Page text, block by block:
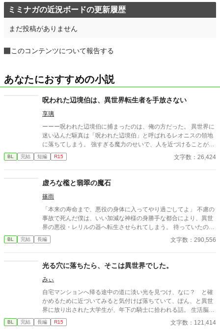
ミミナガの近況ボードの更新履歴
まだ投稿がありません
このコンテンツについて報告する
あなたにおすすめの小説
呪われた辺境伯は、異世界転生者を手放さない
享璃
ーーー呪われた辺境伯に捕まったのは、俺の方だった。 異世界に
迷い込んだ駆真は「呪われた辺境伯」と呼ばれるレオニスの領地
に落ちてしまう。 強すぎる魔力のせいで、人を近づけることがで
きないレオニス。 彼に触れれば衰弱し、最悪の場合、命を落と
す。 しかしカルマだけはなぜかその影響を一切受けなかった。そ
く。 「俺に触れられるのは、お前だけだ」 呪いよりも重い執着と
孤独から始まる、救済BL。 となります。
BL 完結 短編 R15 文字数：26,424
虚ろな檻と翡翠の魔石
篠雨
「本来の寿命まで、悪役の身体に入ってやり過ごしてよ」 不慮の
事故で死んだ僕は、いい加減な神様の身勝手な都合により、異世
界の悪役・レリルの器へ転生させられてしまう。 待っていたの
は、一生を塔で過ごし、魔力を搾取され続ける孤独な日々。だ
が、僕を管理する強面の辺境伯・ヨハンが運んでくる薪や食事、
く。 しかし、穏やかな時間は長くは続かない。魔力を捧げるたび
に脳内に流れ込む本物のレリルの記憶と領地を襲う未曾有の魔物
の群れ。 「僕が、この場所と彼を守る方法はこれしかない」 記憶
に翻弄され頭は混乱する中、魔石化するという残酷な決断を下そ
うとするが――。
BL 完結 長編 文字数：290,556
光る穴に落ちたら、そこは異世界でした。
みぃ
自宅マンションへ帰る途中の道に淡い光を見つけ、なに？ と確
かめるために近づいてみると気付けば落ちていて、ぽん、と異世
界に放り出された大学生が、年下の騎士に拾われる話。 生活脳力
のある主人公が、生活能力のない年下騎士の抜けてるとこや、美
しく格好いいのにかわいいってなんだ！？ とギャップにもだえ
BL 完結 長編 R15 文字数：121,414